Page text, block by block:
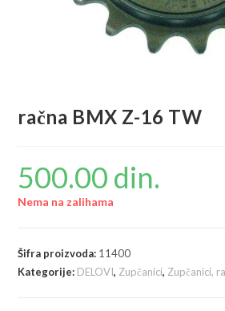
račna BMX Z-16 TW
500.00 din.
Nema na zalihama
Šifra proizvoda: 11400
Kategorije: DELOVI, Zupčanici, Zupčanici,